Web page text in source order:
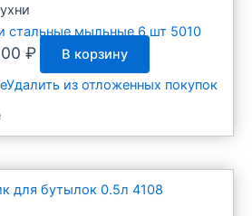
стальные мыльные 6 шт 5010
₽.
₽Текущая
цена:
70.00 ₽.
В корзину
Удалить из отложенных покупок